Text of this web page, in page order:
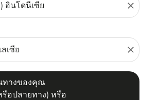
close
close
ทางของคุณ
อปลายทาง) หรือ